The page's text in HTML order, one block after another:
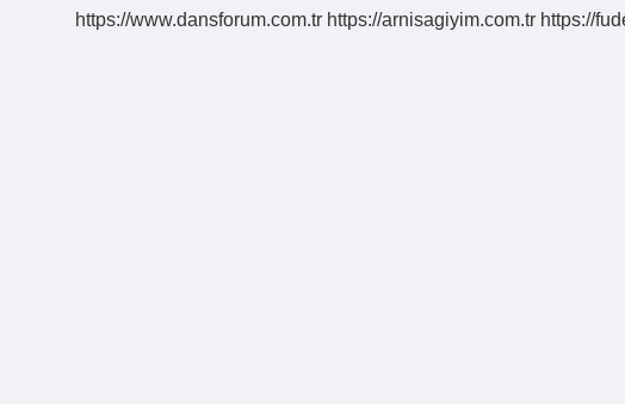
https://www.dansforum.com.tr https://arnisagiyim.com.tr https://